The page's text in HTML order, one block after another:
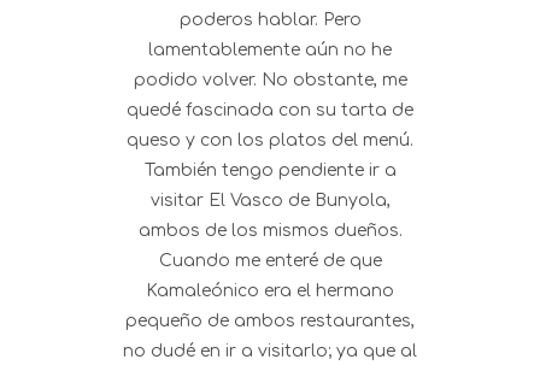
poderos hablar. Pero
lamentablemente aún no he
podido volver. No obstante, me
quedé fascinada con su tarta de
queso y con los platos del menú.
También tengo pendiente ir a
visitar El Vasco de Bunyola,
ambos de los mismos dueños.
Cuando me enteré de que
Kamaleónico era el hermano
pequeño de ambos restaurantes,
no dudé en ir a visitarlo; ya que al